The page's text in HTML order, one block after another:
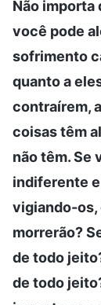
Não importa
você pode
sofrimento
quanto a
contraírem,
coisas têm
não têm. Se
indiferente
vigiando-os,
morrerão?
de todo
de todo